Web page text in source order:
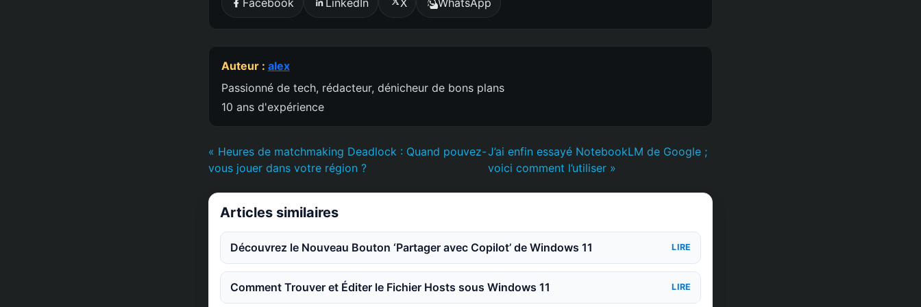
Auteur : alex
Passionné de tech, rédacteur, dénicheur de bons plans
10 ans d'expérience
« Heures de matchmaking Deadlock : Quand pouvez-
vous jouer dans votre région ?
J’ai enfin essayé NotebookLM de Google ;
voici comment l’utiliser »
Articles similaires
Découvrez le Nouveau Bouton ‘Partager avec Copilot’ de Windows 11 LIRE
Comment Trouver et Éditer le Fichier Hosts sous Windows 11 LIRE